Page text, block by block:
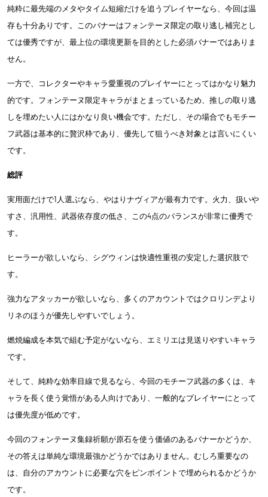
純粋に最先端のメタやタイム短縮だけを追うプレイヤーなら、今回は温
存も十分ありです。このバナーはフォンテーヌ限定の取り逃し補完とし
ては優秀ですが、最上位の環境更新を目的とした必須バナーではありま
せん。
一方で、コレクターやキャラ愛重視のプレイヤーにとってはかなり魅力
的です。フォンテーヌ限定キャラがまとまっているため、推しの取り逃
しを埋めたい人にはかなり良い機会です。ただし、その場合でもモチー
フ武器は基本的に贅沢枠であり、優先して狙うべき対象とは言いにくい
です。
総評
実用面だけで1人選ぶなら、やはりナヴィアが最有力です。火力、扱いや
すさ、汎用性、武器依存度の低さ、この4点のバランスが非常に優秀で
す。
ヒーラーが欲しいなら、シグウィンは快適性重視の安定した選択肢で
す。
強力なアタッカーが欲しいなら、多くのアカウントではクロリンデより
リネのほうが優先しやすいでしょう。
燃焼編成を本気で組む予定がないなら、エミリエは見送りやすいキャラ
です。
そして、純粋な効率目線で見るなら、今回のモチーフ武器の多くは、キ
ャラを長く使う覚悟がある人向けであり、一般的なプレイヤーにとって
は優先度が低めです。
今回のフォンテーヌ集録祈願が原石を使う価値のあるバナーかどうか、
その答えは単純な環境最強かどうかではありません。むしろ重要なの
は、自分のアカウントに必要な穴をピンポイントで埋められるかどうか
です。